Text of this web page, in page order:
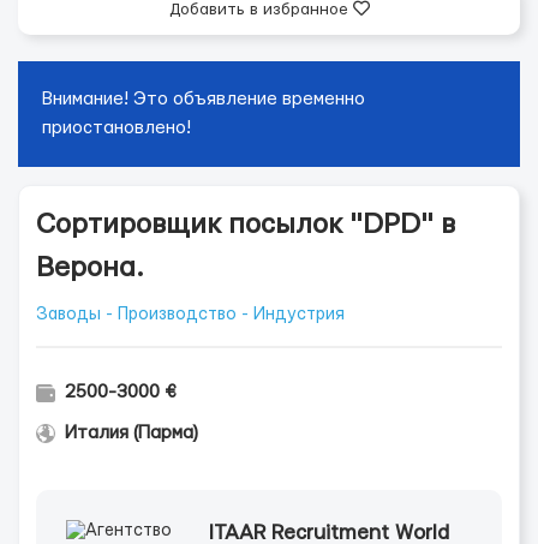
Добавить в избранное
Внимание! Это объявление временно
приостановлено!
Сортировщик посылок "DPD" в
Верона.
Заводы - Производство - Индустрия
2500-3000 €
Италия (Парма)
ITAAR Recruitment World